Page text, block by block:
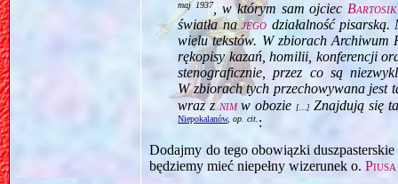
maj 1937 , w którym sam ojciec Bartosik
światła najego działalność
wielu tekstów. W zbiorach Archiwum
rękopisy kazań, homilii, konferencji
stenograficznie, przez co są
W zbiorach tych przechowywana jest
wraz znimw obozie […] Znajdują się
Niepokalanów,op. cit. :
Dodajmy do tego obowiązki
będziemy mieć niepełny wizerunek o.